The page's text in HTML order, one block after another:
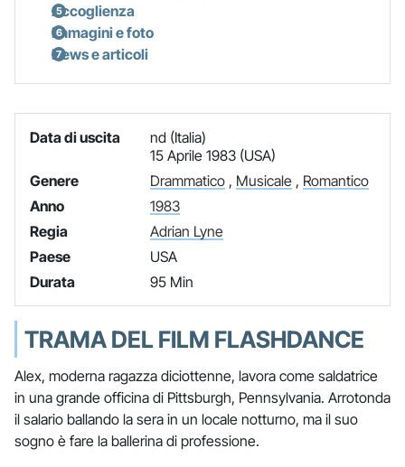
Accoglienza
Immagini e foto
News e articoli
Data di uscita
nd (Italia)
15 Aprile 1983 (USA)
Genere
Drammatico, Musicale, Romantico
Anno
1983
Regia
Adrian Lyne
Paese
USA
Durata
95 Min
TRAMA DEL FILM FLASHDANCE
Alex, moderna ragazza diciottenne, lavora come saldatrice
in una grande officina di Pittsburgh, Pennsylvania. Arrotonda
il salario ballando la sera in un locale notturno, ma il suo
sogno è fare la ballerina di professione.